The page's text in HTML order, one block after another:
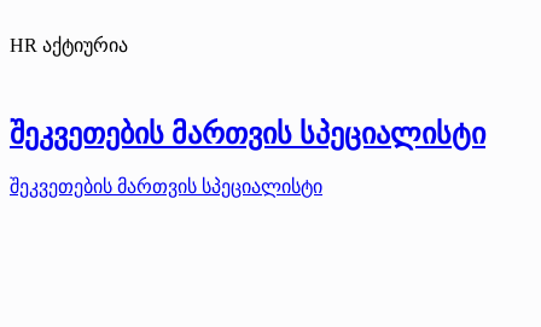
HR აქტიურია
შეკვეთების მართვის სპეციალისტი
შეკვეთების მართვის სპეციალისტი